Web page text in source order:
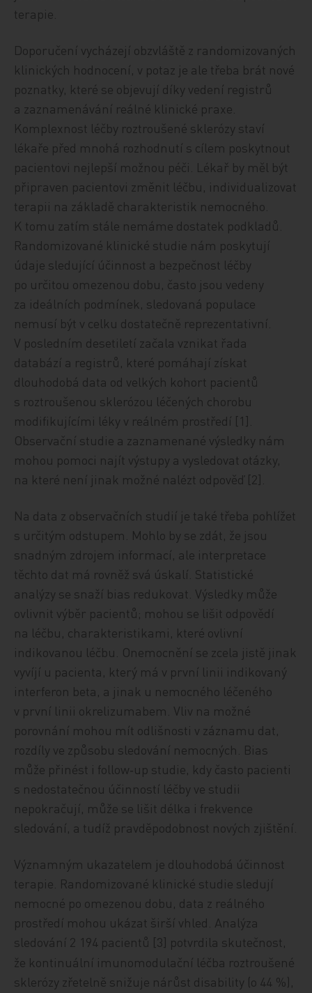
terapie.
Doporučení vycházejí obzvláště z randomizovaných
klinických hodnocení, v potaz je ale třeba brát nové
poznatky, které se objevují díky vedení registrů
a zaznamenávání reálné klinické praxe.
Komplexnost léčby roztroušené sklerózy staví
lékaře před mnohá rozhodnutí s cílem poskytnout
pacientovi nejlepší možnou péči. Lékař by měl být
připraven pacientovi změnit léčbu, individualizovat
terapii na základě charakteristik nemocného.
K tomu zatím stále nemáme dostatek podkladů.
Randomizované klinické studie nám poskytují
údaje sledující účinnost a bezpečnost léčby
po určitou omezenou dobu, často jsou vedeny
za ideálních podmínek, sledovaná populace
nemusí být v celku dostatečně reprezentativní.
V posledním desetiletí začala vznikat řada
databází a registrů, které pomáhají získat
dlouhodobá data od velkých kohort pacientů
s roztroušenou sklerózou léčených chorobu
modifikujícími léky v reálném prostředí [1].
Observační studie a zaznamenané výsledky nám
mohou pomoci najít výstupy a vysledovat otázky,
na které není jinak možné nalézt odpověď [2].
Na data z observačních studií je také třeba pohlížet
s určitým odstupem. Mohlo by se zdát, že jsou
snadným zdrojem informací, ale interpretace
těchto dat má rovněž svá úskalí. Statistické
analýzy se snaží bias redukovat. Výsledky může
ovlivnit výběr pacientů; mohou se lišit odpovědí
na léčbu, charakteristikami, které ovlivní
indikovanou léčbu. Onemocnění se zcela jistě jinak
vyvíjí u pacienta, který má v první linii indikovaný
interferon beta, a jinak u nemocného léčeného
v první linii okrelizumabem. Vliv na možné
porovnání mohou mít odlišnosti v záznamu dat,
rozdíly ve způsobu sledování nemocných. Bias
může přinést i follow‑up studie, kdy často pacienti
s nedostatečnou účinností léčby ve studii
nepokračují, může se lišit délka i frekvence
sledování, a tudíž pravděpodobnost nových zjištění.
Významným ukazatelem je dlouhodobá účinnost
terapie. Randomizované klinické studie sledují
nemocné po omezenou dobu, data z reálného
prostředí mohou ukázat širší vhled. Analýza
sledování 2 194 pacientů [3] potvrdila skutečnost,
že kontinuální imunomodulační léčba roztroušené
sklerózy zřetelně snižuje nárůst disability (o 44 %),